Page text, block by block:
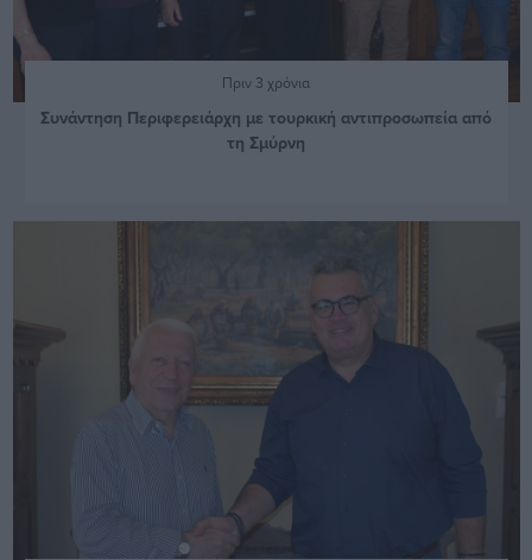
Πριν 3 χρόνια
Συνάντηση Περιφερειάρχη με τουρκική αντιπροσωπεία από
τη Σμύρνη